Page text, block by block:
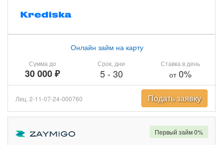
Сумма до
30 000 ₽
Онлайн займ на карту
Срок, дни
5- 30
Ставка в день
от0%
Лиц. 2-11-07-24-000760 Подать заявку
Первый займ 0%